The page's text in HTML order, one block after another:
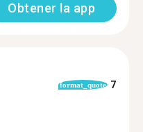
Obtener la app
format_quote 7